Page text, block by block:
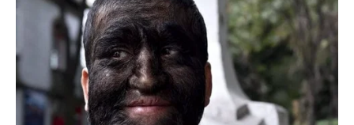
Всім здоров’я!